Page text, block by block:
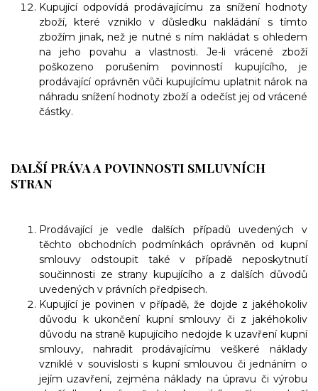
Kupující odpovídá prodávajícímu za snížení hodnoty
zboží, které vzniklo v důsledku nakládání s tímto
zbožím jinak, než je nutné s ním nakládat s ohledem
na jeho povahu a vlastnosti. Je-li vrácené zboží
poškozeno porušením povinností kupujícího, je
prodávající oprávněn vůči kupujícímu uplatnit nárok na
náhradu snížení hodnoty zboží a odečíst jej od vrácené
částky.
DALŠÍ PRÁVA A POVINNOSTI SMLUVNÍCH
STRAN
Prodávající je vedle dalších případů uvedených v
těchto obchodních podmínkách oprávněn od kupní
smlouvy odstoupit také v případě neposkytnutí
součinnosti ze strany kupujícího a z dalších důvodů
uvedených v právních předpisech.
Kupující je povinen v případě, že dojde z jakéhokoliv
důvodu k ukončení kupní smlouvy či z jakéhokoliv
důvodu na straně kupujícího nedojde k uzavření kupní
smlouvy, nahradit prodávajícímu veškeré náklady
vzniklé v souvislosti s kupní smlouvou či jednáním o
jejím uzavření, zejména náklady na úpravu či výrobu